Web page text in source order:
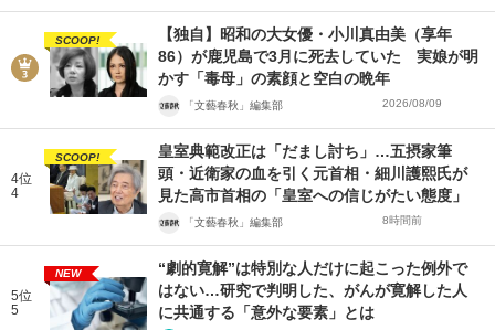
SCOOP!
【独自】昭和の大女優・小川真由美（享年
86）が鹿児島で3月に死去していた 実娘が明
かす「毒母」の素顔と空白の晩年
「文藝春秋」編集部 2026/08/09
4位
4
SCOOP!
皇室典範改正は「だまし討ち」…五摂家筆
頭・近衛家の血を引く元首相・細川護熙氏が
見た高市首相の「皇室への信じがたい態度」
「文藝春秋」編集部 8時間前
5位
5
NEW
“劇的寛解”は特別な人だけに起こった例外で
はない…研究で判明した、がんが寛解した人
に共通する「意外な要素」とは